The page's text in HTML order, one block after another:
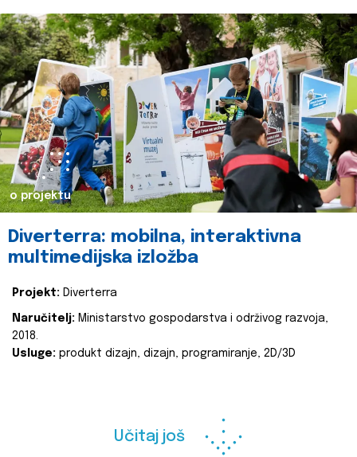
o projektu
Diverterra: mobilna, interaktivna
multimedijska izložba
Projekt: Diverterra
Naručitelj: Ministarstvo gospodarstva i održivog razvoja,
2018.
Usluge: produkt dizajn, dizajn, programiranje, 2D/3D
Učitaj još